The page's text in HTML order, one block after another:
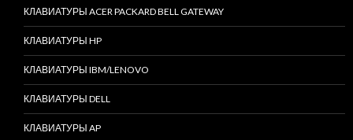
КЛАВИАТУРЫ ACER PACKARD BELL GATEWAY
КЛАВИАТУРЫ HP
КЛАВИАТУРЫ IBM/LENOVO
КЛАВИАТУРЫ DELL
КЛАВИАТУРЫ AP